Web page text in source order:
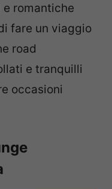
romantiche
fare un viaggio
road
e tranquilli
occasioni